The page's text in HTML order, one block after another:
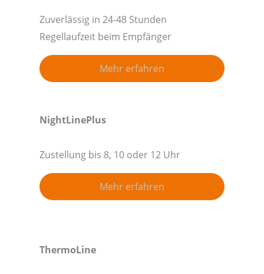
Zuverlässig in 24-48 Stunden
Regellaufzeit beim Empfänger
Mehr erfahren
NightLinePlus
Zustellung bis 8, 10 oder 12 Uhr
Mehr erfahren
ThermoLine